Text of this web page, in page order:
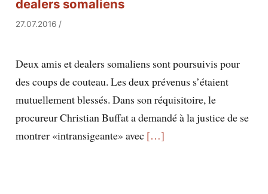
dealers somaliens
27.07.2016/
Deux amis et dealers somaliens sont poursuivis pour
des coups de couteau. Les deux prévenus s’étaient
mutuellement blessés. Dans son réquisitoire, le
procureur Christian Buffat a demandé à la justice de se
montrer «intransigeante» avec […]